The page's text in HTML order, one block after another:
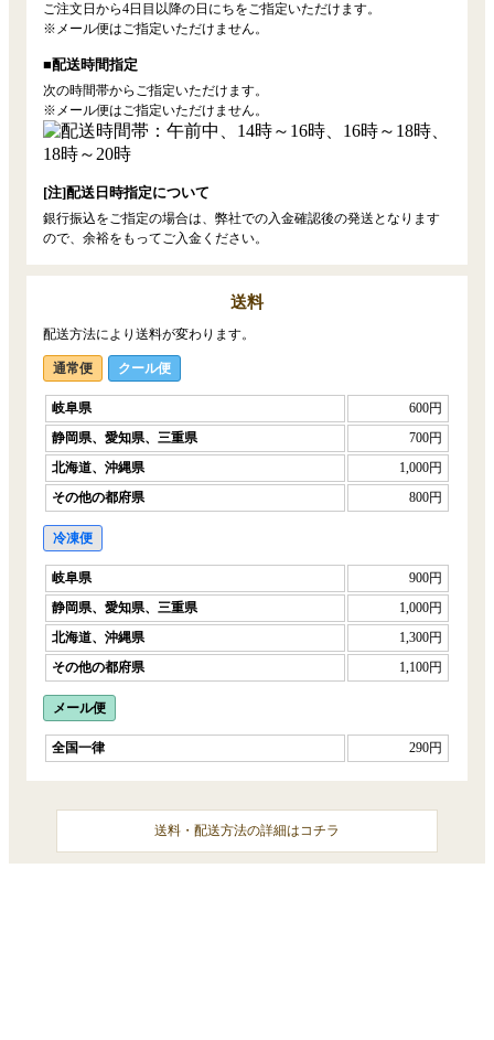
ご注文日から4日目以降の日にちをご指定いただけます。
※メール便はご指定いただけません。
■配送時間指定
次の時間帯からご指定いただけます。
※メール便はご指定いただけません。
[注]配送日時指定について
銀行振込をご指定の場合は、弊社での入金確認後の発送となります
ので、余裕をもってご入金ください。
送料
配送方法により送料が変わります。
通常便 クール便
岐阜県
600円
静岡県、愛知県、三重県
700円
北海道、沖縄県
1,000円
その他の都府県
800円
冷凍便
岐阜県
900円
静岡県、愛知県、三重県
1,000円
北海道、沖縄県
1,300円
その他の都府県
1,100円
メール便
全国一律 290円
送料・配送方法の詳細はコチラ